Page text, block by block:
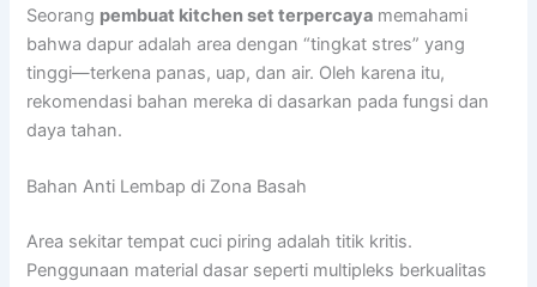
Seorang pembuat kitchen set terpercaya memahami
bahwa dapur adalah area dengan “tingkat stres” yang
tinggi—terkena panas, uap, dan air. Oleh karena itu,
rekomendasi bahan mereka di dasarkan pada fungsi dan
daya tahan.
Bahan Anti Lembap di Zona Basah
Area sekitar tempat cuci piring adalah titik kritis.
Penggunaan material dasar seperti multipleks berkualitas